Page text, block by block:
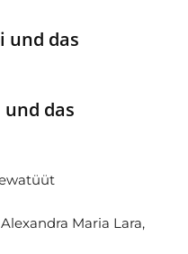
und das
und das
Maria Lara,